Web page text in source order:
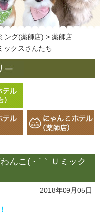
ング(薬師店) >薬師店
ックスさんたち
んこ(・´｀Ｕミック
2018年09月05日